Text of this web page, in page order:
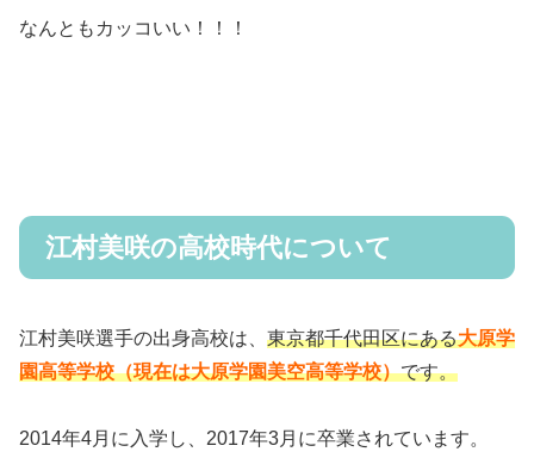
なんともカッコいい！！！
江村美咲の高校時代について
江村美咲選手の出身高校は、 東京都千代田区にある大原学
園高等学校（現在は大原学園美空高等学校）です。
2014年4月に入学し、2017年3月に卒業されています。